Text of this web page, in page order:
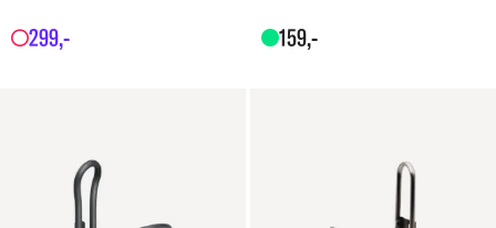
299,- 159,-